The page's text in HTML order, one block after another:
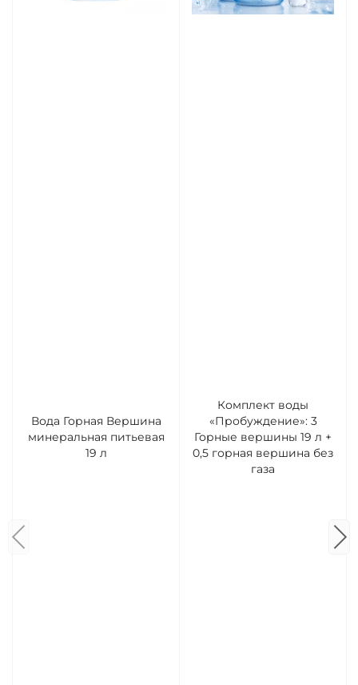
Вода Горная Вершина
минеральная питьевая
19 л
Комплект воды
«Пробуждение»: 3
Горные вершины 19 л +
0,5 горная вершина без
газа